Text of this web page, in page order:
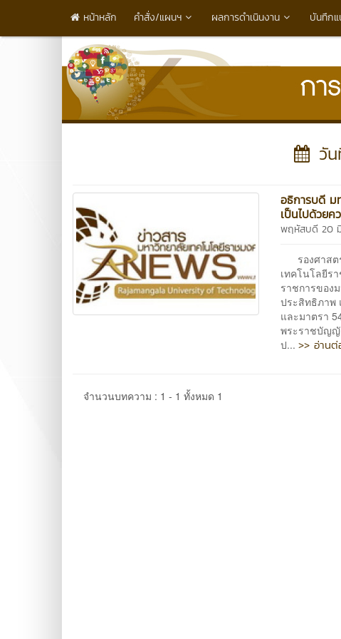
หน้าหลัก คำสั่ง/แผนฯ ผลการดำเนินงาน บันทึก
วั
อธิการบดี ม
เป็นไปด้วยค
พฤหัสบดี 20
รองศาสตร
เทคโนโลยีร
ราชการของ
ประสิทธิภาพ
และมาตรา
พระราชบัญญั
ป...>> อ่านต่
จำนวนบทความ : 1 - 1 ทั้งหมด 1